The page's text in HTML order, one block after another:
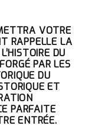
VOTRE
RAPPELLE LA
DU
PAR LES
DU
ET
PARFAITE
ENTRÉE.